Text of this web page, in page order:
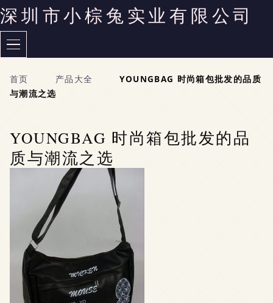
深圳市小棕兔实业有限公司
首页 产品大全
YOUNGBAG 时尚箱包批发的品质
与潮流之选
YOUNGBAG 时尚箱包批发的品
质与潮流之选